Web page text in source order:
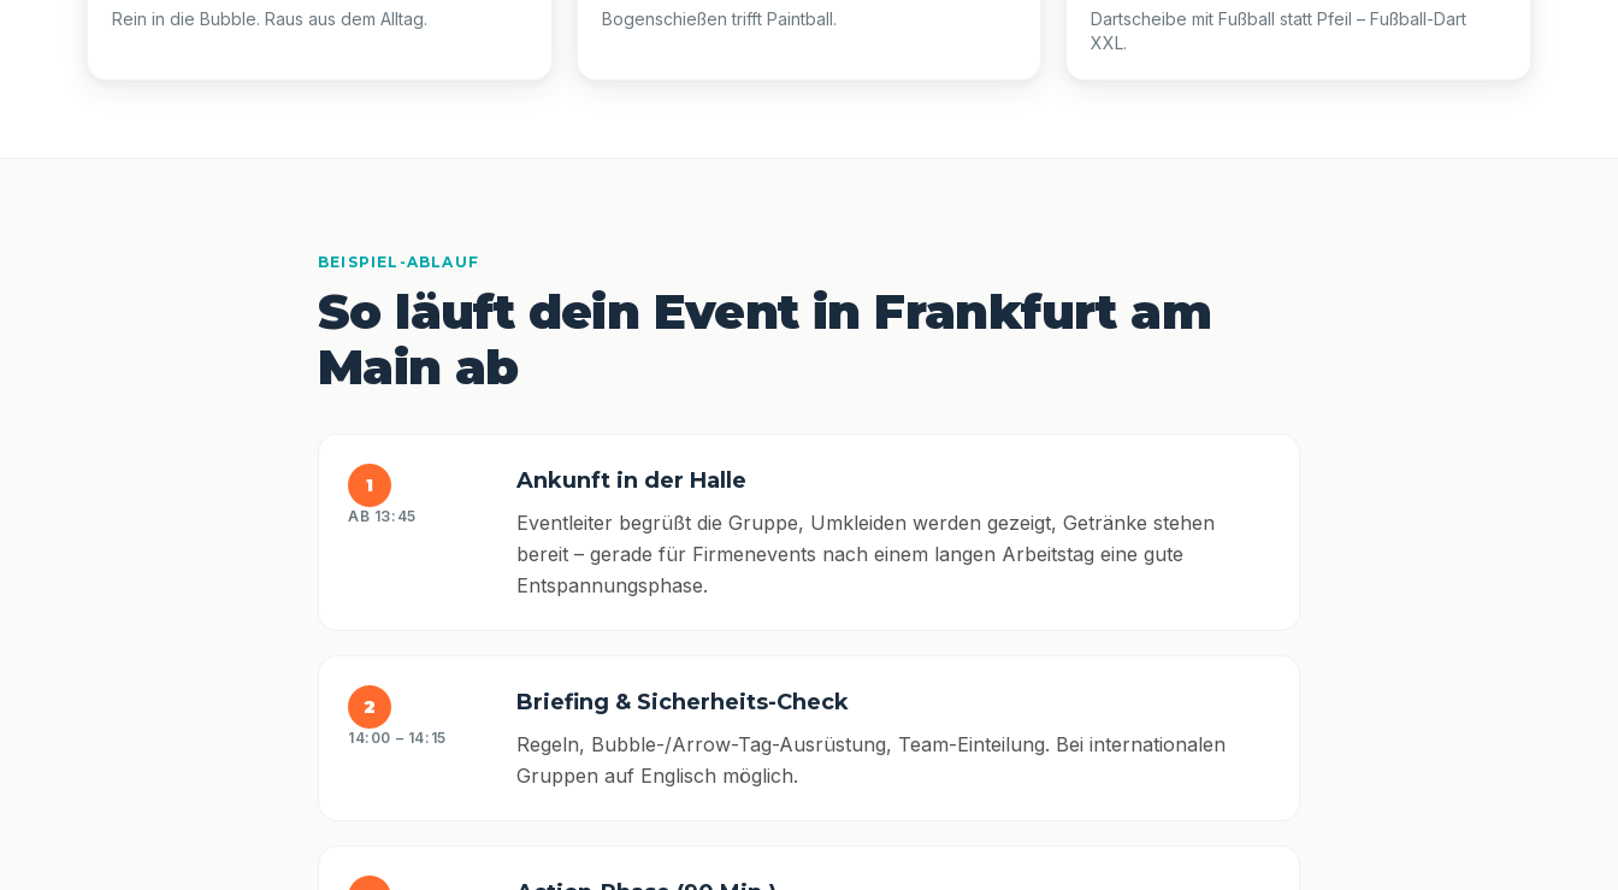
Rein in die Bubble. Raus aus dem Alltag. Bogenschießen trifft Paintball.
Dartscheibe mit Fußball statt Pfeil – Fußball-Dart
XXL.
BEISPIEL-ABLAUF
So läuft dein Event in Frankfurt am
Main ab
1
AB 13:45
Ankunft in der Halle
Eventleiter begrüßt die Gruppe, Umkleiden werden gezeigt, Getränke stehen
bereit – gerade für Firmenevents nach einem langen Arbeitstag eine gute
Entspannungsphase.
2
14:00 – 14:15
Briefing & Sicherheits-Check
Regeln, Bubble-/Arrow-Tag-Ausrüstung, Team-Einteilung. Bei internationalen
Gruppen auf Englisch möglich.